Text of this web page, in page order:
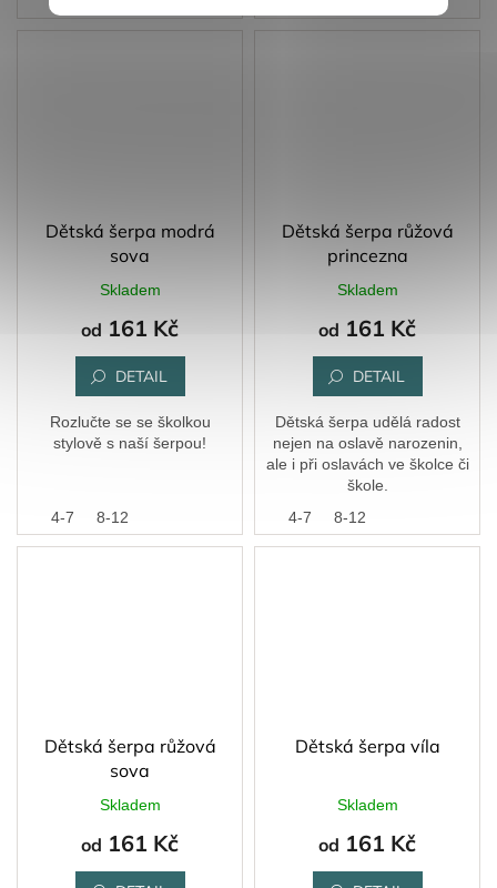
Dětská šerpa modrá
sova
Skladem
od 161 Kč
DETAIL
Rozlučte se se školkou
stylově s naší šerpou!
4-7 8-12
Dětská šerpa růžová
princezna
Skladem
od 161 Kč
DETAIL
Dětská šerpa udělá radost
nejen na oslavě narozenin,
ale i při oslavách ve školce či
škole.
4-7
8-12
Dětská šerpa růžová
sova
Skladem
od 161 Kč
Dětská šerpa víla
Skladem
od 161 Kč